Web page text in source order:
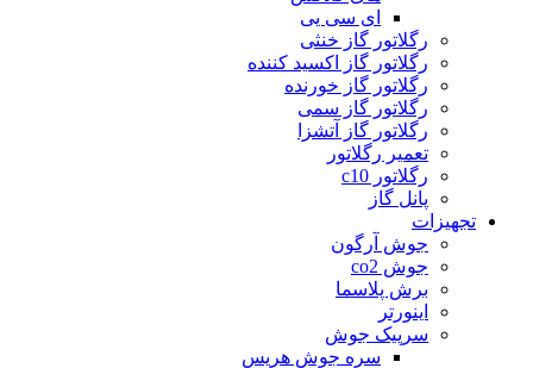
ای سی یی
رگلاتور گاز خنثی
رگلاتور گاز اکسید کننده
رگلاتور گاز خورنده
رگلاتور گاز سمی
رگلاتور گاز آتشزا
تعمیر رگلاتور
رگلاتور c10
پانل گاز
تجهیزات
جوش آرگون
جوش co2
برش پلاسما
اینورتر
سرپیک جوش
سره جوش هریس